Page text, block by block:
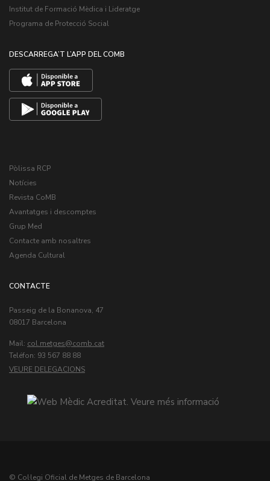
Institut de Formació Mèdica i Lideratge
Programa de Protecció Social
DESCARREGA’T L’APP DEL COMB
Pòlissa RCP
Notícies
Revista CoMB
Avantatges i descomptes
Grup Med
Contacte amb nosaltres
Agenda Cultural
CONTACTE
Passeig de la Bonanova, 47
08017 Barcelona
Mail: col.metges
Teléfon: 93 567 88 88
VEURE DELEGACIONS
© Col·legi Oficial de Metges de Barcelona